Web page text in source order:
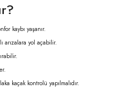
kaybı yaşanır.
arızalara yol açabilir.
kaçak kontrolü yapılmalıdır.